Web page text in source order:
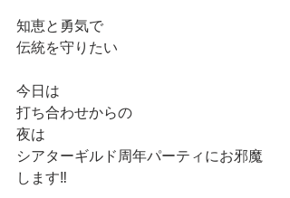
知恵と勇気で
伝統を守りたい
今日は
打ち合わせからの
夜は
シアターギルド周年パーティにお邪魔
します‼️